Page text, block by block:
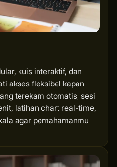
kuis interaktif, dan
akses fleksibel kapan
terekam otomatis, sesi
latihan chart real-time,
agar pemahamanmu